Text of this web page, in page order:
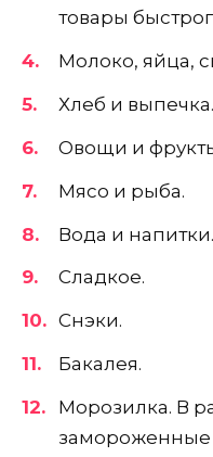
товары
Молоко, яйца,
Хлеб и выпечка.
Овощи и
Мясо и рыба.
Вода и напитки.
Сладкое.
Снэки.
Бакалея.
Морозилка. В
замороженные